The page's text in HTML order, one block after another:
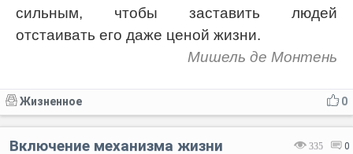
сильным, чтобы заставить людей
отстаивать его даже ценой жизни.
Мишель де Монтень
0
Жизненное
335 0
Включение механизма жизни